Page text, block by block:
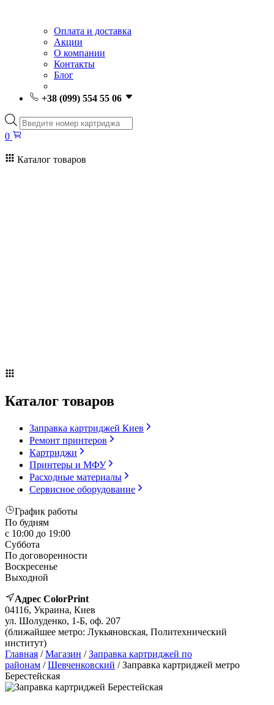
Оплата и доставка
Акции
О компании
Контакты
Блог
+38 (099) 554 55 06
Поиск
товаров
0
Каталог товаров
Каталог товаров
Заправка картриджей Киев
Ремонт принтеров
Картриджи
Принтеры и МФУ
Расходные материалы
Сервисное оборудование
График работы
По будням
с 10:00 до 19:00
Суббота
По договоренности
Воскресенье
Выходной
Адрес ColorPrint
04116, Украина, Киев
ул. Шолуденко, 1-Б, оф. 207
(ближайшее метро: Лукьяновская, Политехнический
институт)
Главная /Магазин /Заправка картриджей по
районам /Шевченковский / Заправка картриджей метро
Берестейская